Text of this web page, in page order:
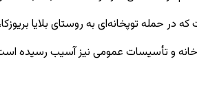
در حمله توپخانه‌ای به روستای بلایا
خانه و تأسیسات عمومی نیز آسیب رسیده